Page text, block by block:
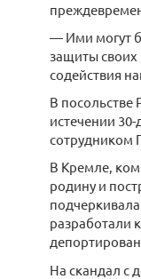
— Ими могут
защиты своих
содействия
В посольстве
истечении
сотрудником
В Кремле,
родину и
разработали
На скандал с